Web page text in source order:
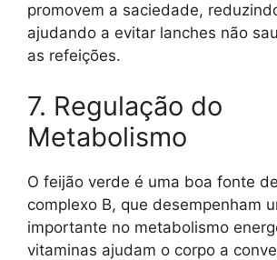
promovem a saciedade,
ajudando a evitar lanches não
as refeições.
7. Regulação do
Metabolismo
O feijão verde é uma boa fonte
complexo B, que desempenham
importante no metabolismo
vitaminas ajudam o corpo a